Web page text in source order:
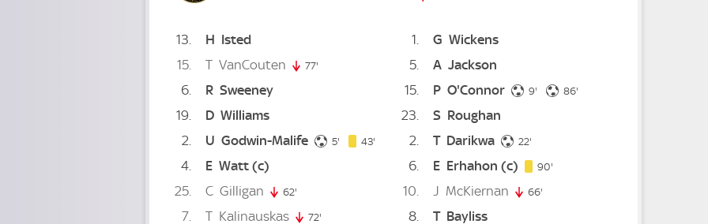
13 H Isted
15
T VanCouten 77'
6 R Sweeney
19
D Williams
2
U Godwin-Malife 5' 5. minute
43' 43. minute
4 E Watt(c)
25
C Gilligan 62'
7 T Kalinauskas 72'
1 G Wickens
5
A Jackson
15
P O'Connor 9' 9. minute
86'
23 S Roughan
2
T Darikwa 22'
6 E Erhahon (c) 90'
10 J McKiernan 66'
8 T Bayliss